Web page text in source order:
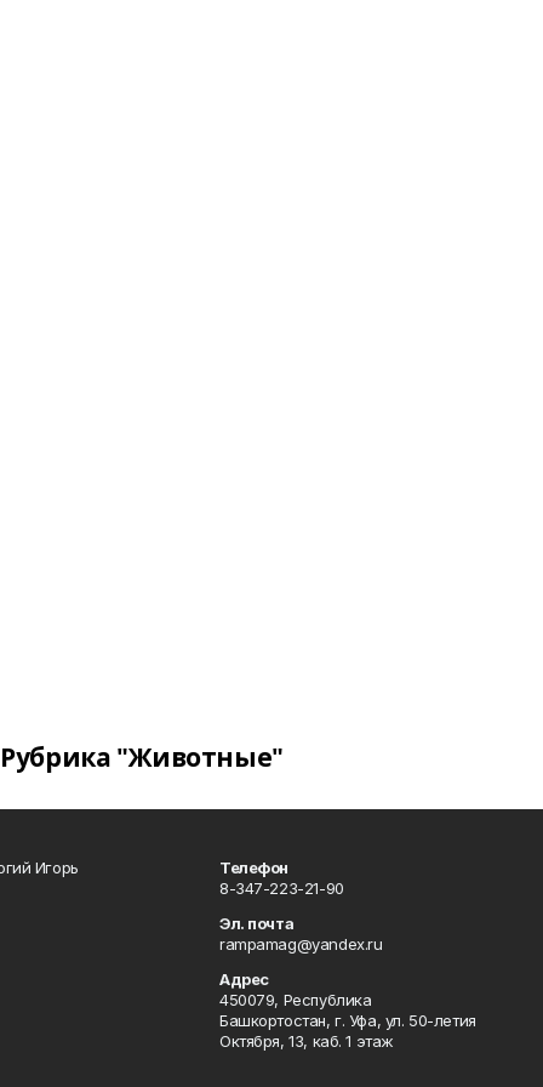
Рубрика "Животные"
Игорь
Телефон
8-347-223-21-90
Эл. почта
rampamag@yandex.ru
Адрес
450079, Республика
Башкортостан, г. Уфа, ул. 50-летия
Октября, 13, каб. 1 этаж